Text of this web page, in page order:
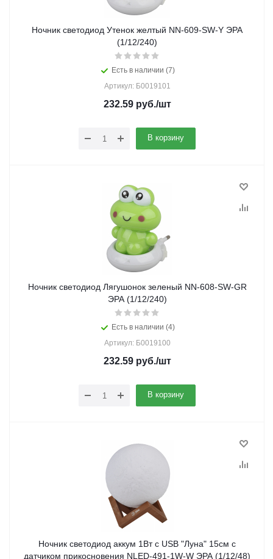
Ночник светодиод Утенок желтый NN-609-SW-Y ЭРА
(1/12/240)
Есть в наличии (7)
Артикул: Б0019101
232.59руб./шт
В корзину
Ночник светодиод Лягушонок зеленый NN-608-SW-GR
ЭРА (1/12/240)
Есть в наличии (4)
Артикул: Б0019100
232.59руб./шт
В корзину
Ночник светодиод аккум 1Вт с USB "Луна" 15см с
датчиком прикосновения NLED-491-1W-W ЭРА (1/12/48)